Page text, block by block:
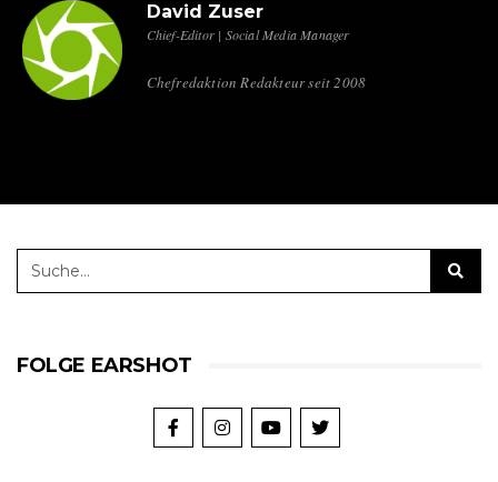
David Zuser
Chief-Editor | Social Media Manager
Chefredaktion Redakteur seit 2008
FOLGE EARSHOT